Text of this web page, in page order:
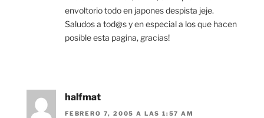
envoltorio todo en japones despista jeje.
Saludos a tod@s y en especial a los que hacen
posible esta pagina, gracias!
halfmat
FEBRERO 7, 2005 A LAS 1:57 AM